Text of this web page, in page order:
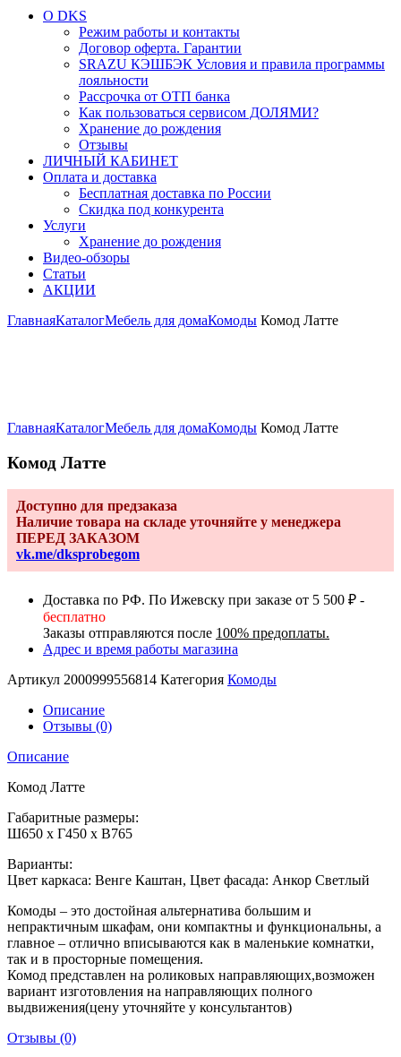
О DKS
Режим работы и контакты
Договор оферта. Гарантии
SRAZU КЭШБЭК Условия и правила программы
лояльности
Рассрочка от ОТП банка
Как пользоваться сервисом ДОЛЯМИ?
Хранение до рождения
Отзывы
ЛИЧНЫЙ КАБИНЕТ
Оплата и доставка
Бесплатная доставка по России
Скидка под конкурента
Услуги
Хранение до рождения
Видео-обзоры
Статьи
АКЦИИ
ГлавнаяКаталогМебель для домаКомоды Комод Латте
ГлавнаяКаталогМебель для домаКомоды Комод Латте
Комод Латте
Доступно для предзаказа
Наличие товара на складе уточняйте у менеджера
ПЕРЕД ЗАКАЗОМ
vk.me/dksprobegom
Доставка по РФ. По Ижевску при заказе от 5 500 ₽ -
бесплатно
Заказы отправляются после 100% предоплаты.
Адрес и время работы магазина
Артикул 2000999556814 Категория Комоды
Описание
Отзывы (0)
Описание
Комод Латте
Габаритные размеры:
Ш650 x Г450 x В765
Варианты:
Цвет каркаса: Венге Каштан, Цвет фасада: Анкор Светлый
Комоды – это достойная альтернатива большим и
непрактичным шкафам, они компактны и функциональны, а
главное – отлично вписываются как в маленькие комнатки,
так и в просторные помещения.
Комод представлен на роликовых направляющих,возможен
вариант изготовления на направляющих полного
выдвижения(цену уточняйте у консультантов)
Отзывы (0)